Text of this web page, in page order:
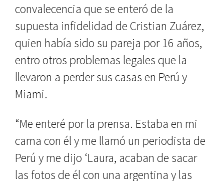
convalecencia que se enteró de la
supuesta infidelidad de Cristian Zuárez,
quien había sido su pareja por 16 años,
entro otros problemas legales que la
llevaron a perder sus casas en Perú y
Miami.
“Me enteré por la prensa. Estaba en mi
cama con él y me llamó un periodista de
Perú y me dijo ‘Laura, acaban de sacar
las fotos de él con una argentina y las